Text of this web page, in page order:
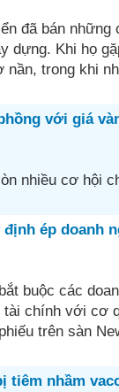
đã bán những
dựng. Khi họ
nần, trong khi
với giá
nhiều cơ hội
ép doanh
buộc các
tài chính với cơ
trên sàn
tiêm nhầm